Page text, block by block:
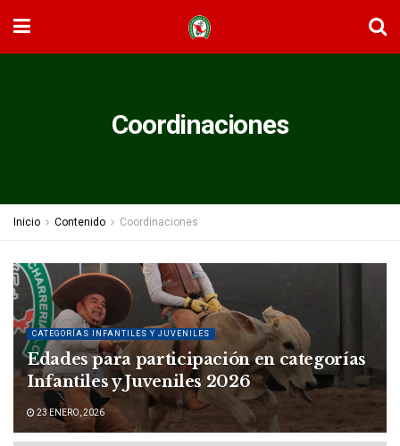
Coordinaciones
Inicio Contenido Coordinaciones
CATEGORÍAS INFANTILES Y JUVENILES
Edades para participación en categorías
Infantiles y Juveniles 2026
23 ENERO, 2026